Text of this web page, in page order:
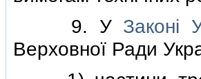
9. У Законi
Верховної Ради